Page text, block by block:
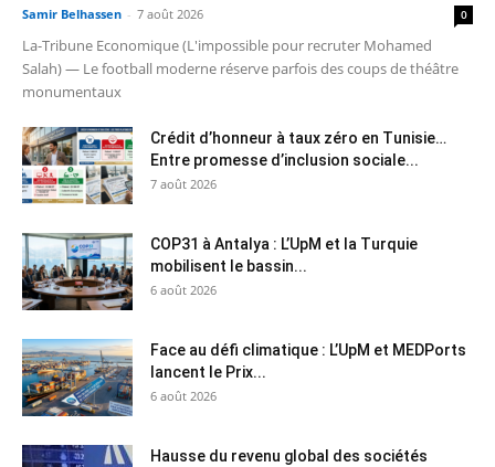
Samir Belhassen - 7 août 2026 0
La-Tribune Economique (L'impossible pour recruter Mohamed
Salah) — Le football moderne réserve parfois des coups de théâtre
monumentaux
Crédit d’honneur à taux zéro en Tunisie…
Entre promesse d’inclusion sociale...
7 août 2026
COP31 à Antalya : L’UpM et la Turquie
mobilisent le bassin...
6 août 2026
Face au défi climatique : L’UpM et MEDPorts
lancent le Prix...
6 août 2026
Hausse du revenu global des sociétés